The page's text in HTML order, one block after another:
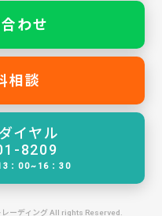
わせ
相談
イヤル
8209
：00~16：30
ーディング All rights Reserved.